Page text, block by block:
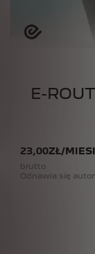
E-
23,00ZŁ/
brutto
Odnawia się